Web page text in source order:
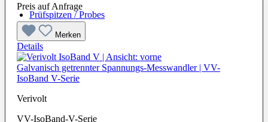
Prüfspitzen / Probes
Preis auf Anfrage
Merken
Details
Galvanisch getrennter Spannungs-Messwandler | VV-
IsoBand V-Serie
Verivolt
VV-IsoBand-V-Serie